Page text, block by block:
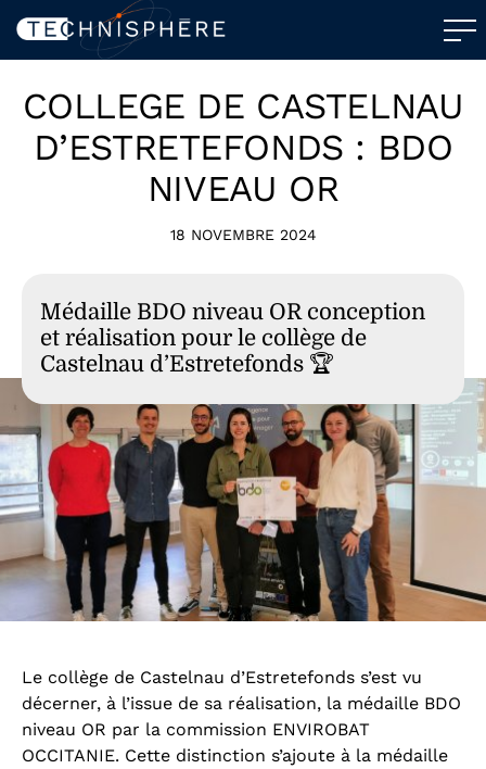
COLLEGE DE CASTELNAU
D’ESTRETEFONDS : BDO
NIVEAU OR
18 NOVEMBRE 2024
Médaille BDO niveau OR conception
et réalisation pour le collège de
Castelnau d’Estretefonds 🏆
Le collège de Castelnau d’Estretefonds s’est vu
décerner, à l’issue de sa réalisation, la médaille BDO
niveau OR par la commission ENVIROBAT
OCCITANIE. Cette distinction s’ajoute à la médaille